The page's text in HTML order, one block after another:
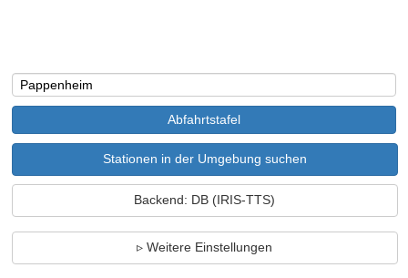
Stationen in der Umgebung suchen
Backend: DB (IRIS-TTS)
Weitere Einstellungen